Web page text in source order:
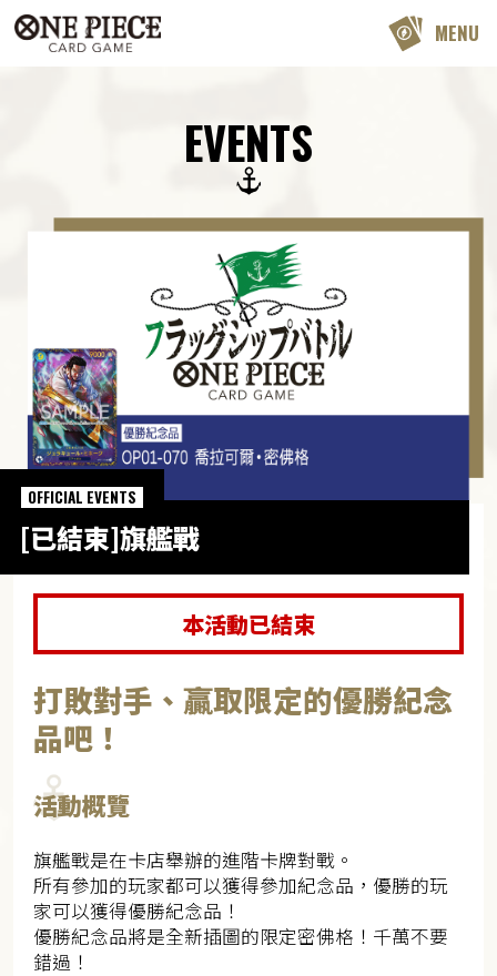
MENU
EVENTS
[已結束]旗艦戰
OFFICIAL EVENTS
本活動已結束
打敗對手、贏取限定的優勝紀念
品吧！
活動概覽
旗艦戰是在卡店舉辦的進階卡牌對戰。
所有參加的玩家都可以獲得參加紀念品，優勝的玩
家可以獲得優勝紀念品！
優勝紀念品將是全新插圖的限定密佛格！千萬不要
錯過！